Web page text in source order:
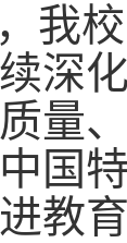
我
深
量
国
教